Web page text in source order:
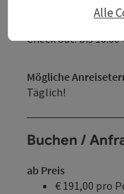
Individuell
Check in: ab 15:00
Check out: bis 10:00
Mögliche
Täglich!
Buchen /
ab Preis
€ 191,00 pro
Alle